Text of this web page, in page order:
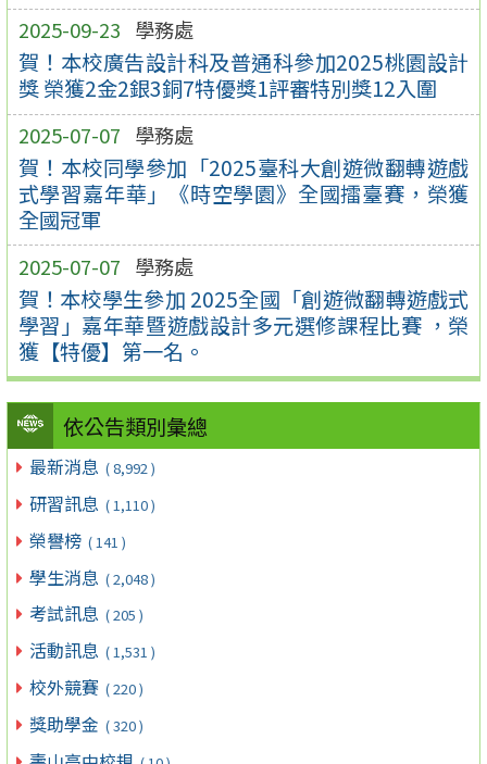
2025-09-23 學務處
賀！本校廣告設計科及普通科參加2025桃園設計
獎 榮獲2金2銀3銅7特優獎1評審特別獎12入圍
2025-07-07 學務處
賀！本校同學參加「2025臺科大創遊微翻轉遊戲
式學習嘉年華」《時空學園》全國擂臺賽，榮獲
全國冠軍
2025-07-07 學務處
賀！本校學生參加 2025全國「創遊微翻轉遊戲式
學習」嘉年華暨遊戲設計多元選修課程比賽 ，榮
獲【特優】第一名。
依公告類別彙總
最新消息 ( 8,992 )
研習訊息 ( 1,110 )
榮譽榜 ( 141 )
學生消息 ( 2,048 )
考試訊息 ( 205 )
活動訊息 ( 1,531 )
校外競賽 ( 220 )
獎助學金 ( 320 )